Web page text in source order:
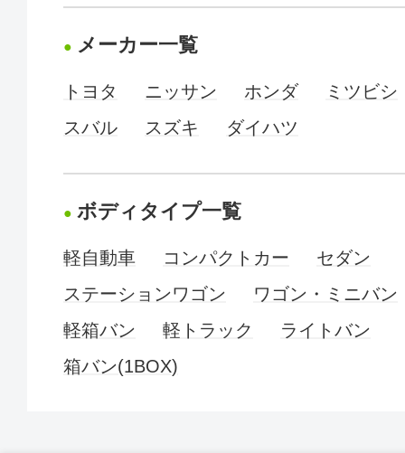
メーカー一覧
トヨタ ニッサン ホンダ
ミツビシ
スバル
スズキ ダイハツ
ボディタイプ一覧
軽自動車 コンパクトカー
セダン
ステーションワゴン
ワゴン・ミニバン
軽箱バン
軽トラック
ライトバン
箱バン(1BOX)